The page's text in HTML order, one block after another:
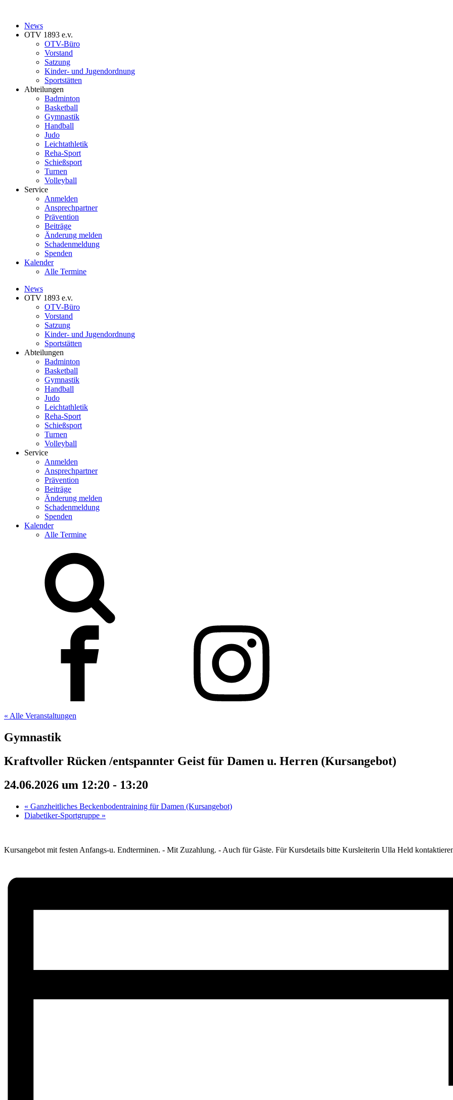
News
OTV 1893 e.v.
OTV-Büro
Vorstand
Satzung
Kinder- und Jugendordnung
Sportstätten
Abteilungen
Badminton
Basketball
Gymnastik
Handball
Judo
Leichtathletik
Reha-Sport
Schießsport
Turnen
Volleyball
Service
Anmelden
Ansprechpartner
Prävention
Beiträge
Änderung melden
Schadenmeldung
Spenden
Kalender
Alle Termine
News
OTV 1893 e.v.
OTV-Büro
Vorstand
Satzung
Kinder- und Jugendordnung
Sportstätten
Abteilungen
Badminton
Basketball
Gymnastik
Handball
Judo
Leichtathletik
Reha-Sport
Schießsport
Turnen
Volleyball
Service
Anmelden
Ansprechpartner
Prävention
Beiträge
Änderung melden
Schadenmeldung
Spenden
Kalender
Alle Termine
« Alle Veranstaltungen
Gymnastik
Kraftvoller Rücken /entspannter Geist für Damen u. Herren (Kursangebot)
24.06.2026 um 12:20 - 13:20
« Ganzheitliches Beckenbodentraining für Damen (Kursangebot)
Diabetiker-Sportgruppe »
Kursangebot mit festen Anfangs-u. Endterminen. - Mit Zuzahlung. - Auch für Gäste. Für Kursdetails bitte Kursleiterin Ulla Held